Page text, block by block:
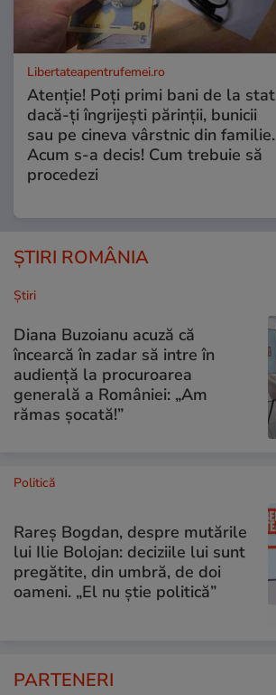
Libertateapentrufemei.ro
Atenție! Poți primi bani de la stat
dacă-ți îngrijești părinții, bunicii
sau pe cineva vârstnic din familie.
Acum s-a decis! Cum trebuie să
procedezi
ȘTIRI ROMÂNIA
Ştiri
Diana Buzoianu acuză că
încearcă în zadar să intre în
audiență la procuroarea
generală a României: „Am
rămas șocată!”
Politică
Rareș Bogdan, despre mutările
lui Ilie Bolojan: deciziile lui sunt
pregătite, din umbră, de doi
oameni. „El nu știe politică”
PARTENERI